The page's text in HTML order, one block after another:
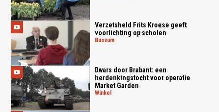
Verzetsheld Frits Kroese geeft
voorlichting op scholen
bussum
Dwars door Brabant: een
herdenkingstocht voor operatie
Market Garden
winkel